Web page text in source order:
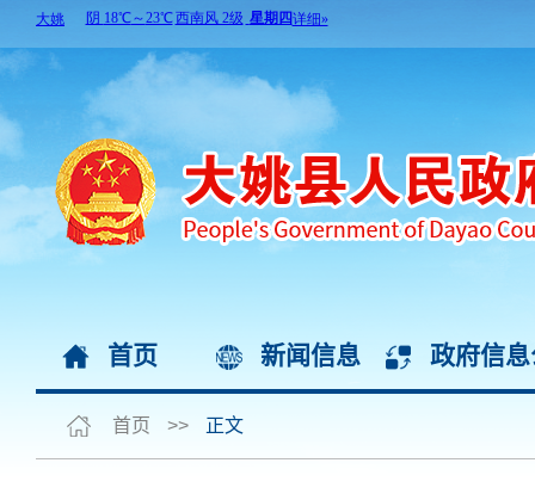
首页 新闻信息 政府信
首页 >> 正文